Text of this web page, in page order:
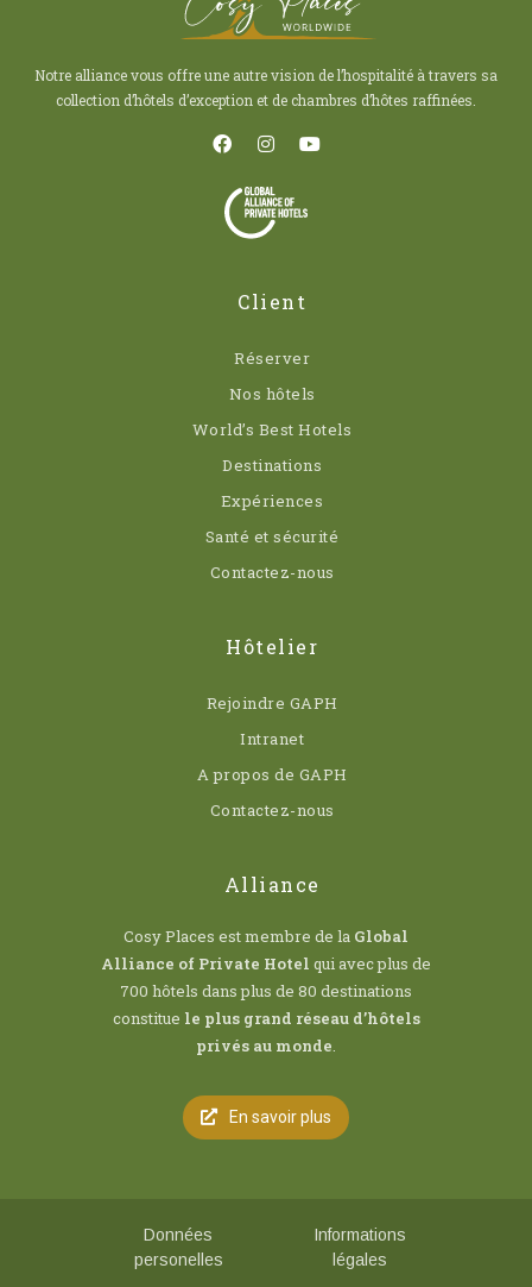
Notre alliance vous offre une autre vision de l’hospitalité à travers sa
collection d’hôtels d’exception et de chambres d’hôtes raffinées.
Client
Réserver
Nos hôtels
World’s Best Hotels
Destinations
Expériences
Santé et sécurité
Contactez-nous
Hôtelier
Rejoindre GAPH
Intranet
A propos de GAPH
Contactez-nous
Alliance
Cosy Places est membre de la Global
Alliance of Private Hotel qui avec plus de
700 hôtels dans plus de 80 destinations
constitue le plus grand réseau d’hôtels
privés au monde
En savoir plus
Données
personelles
Informations
légales